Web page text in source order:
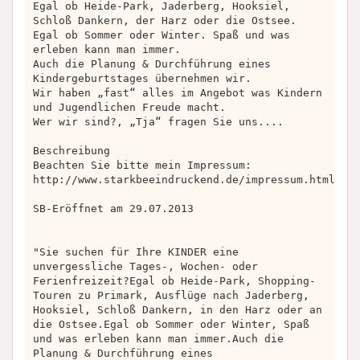
Egal ob Heide-Park, Jaderberg, Hooksiel,
Schloß Dankern, der Harz oder die Ostsee.
Egal ob Sommer oder Winter. Spaß und was
erleben kann man immer.
Auch die Planung & Durchführung eines
Kindergeburtstages übernehmen wir.
Wir haben „fast“ alles im Angebot was Kindern
und Jugendlichen Freude macht.
Wer wir sind?, „Tja“ fragen Sie uns....
Beschreibung
Beachten Sie bitte mein Impressum:
http://www.starkbeeindruckend.de/impressum.html
SB-Eröffnet am 29.07.2013
"Sie suchen für Ihre KINDER eine
unvergessliche Tages-, Wochen- oder
Ferienfreizeit?Egal ob Heide-Park, Shopping-
Touren zu Primark, Ausflüge nach Jaderberg,
Hooksiel, Schloß Dankern, in den Harz oder an
die Ostsee.Egal ob Sommer oder Winter, Spaß
und was erleben kann man immer.Auch die
Planung & Durchführung eines